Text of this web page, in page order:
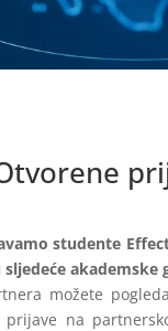
studente
sljedeće
možete
prijave na